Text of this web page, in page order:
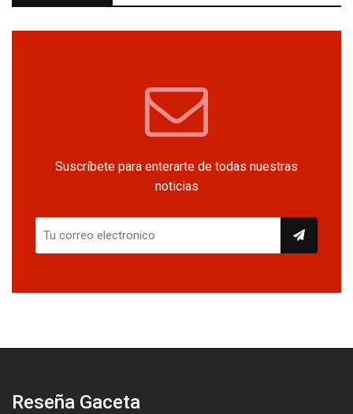
Suscríbete para enterarte de todas nuestras
noticias
Reseña Gaceta